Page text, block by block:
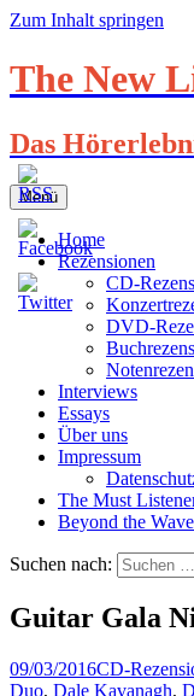
Zum Inhalt springen
The New
Das
Menü
Home
Rezensionen
CD-
DVD-
Interviews
Essays
Über uns
Impressum
The Must
Beyond the
Suchen nach:
Guitar Gala
09/03/2016CD-
Duo, Dale Kavanagh,